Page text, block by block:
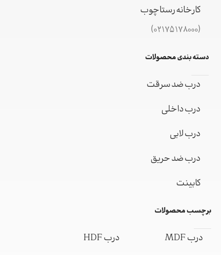
کارخانه رستاچوب
(02175178000)
دسته بندی محصولات
درب ضد سرقت
درب داخلی
درب لابی
درب ضد حریق
کابینت
برچسب محصولات
درب MDF
درب HDF